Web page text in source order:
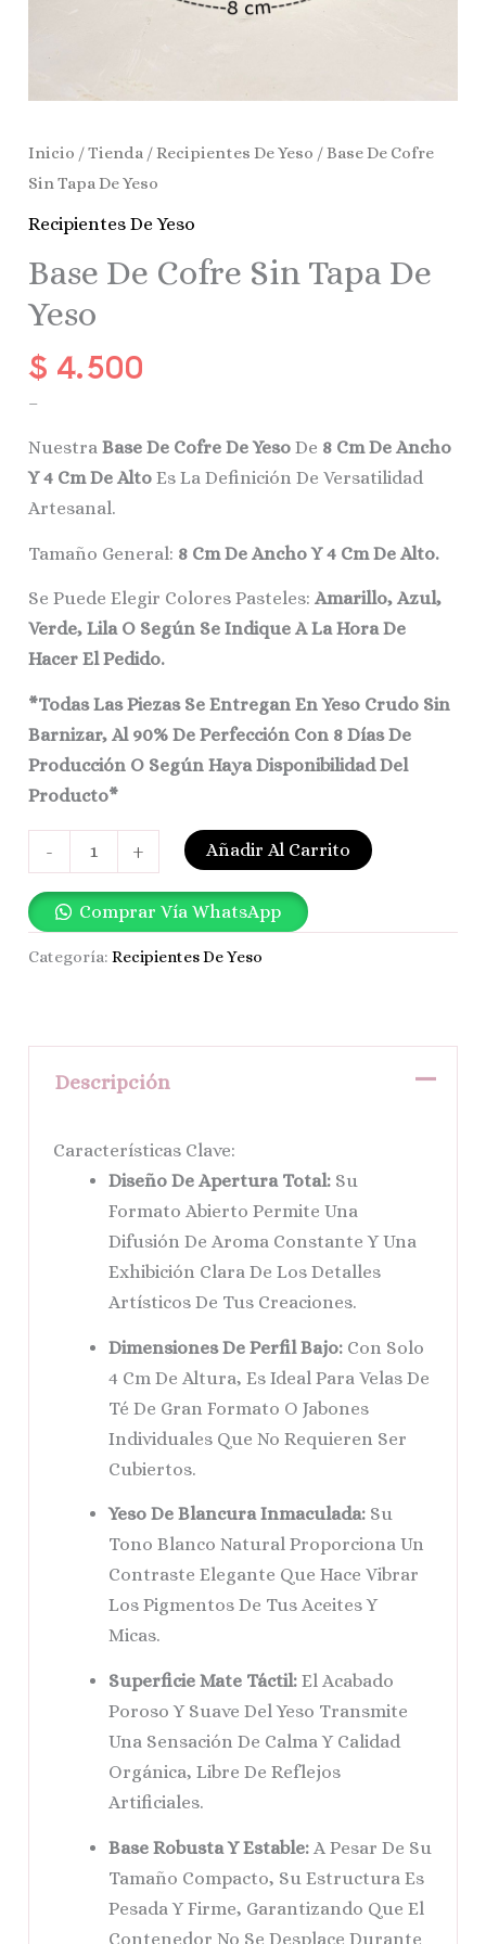
Inicio /Tienda /Recipientes De Yeso / Base De Cofre
Sin Tapa De Yeso
Recipientes De Yeso
Base De Cofre Sin Tapa De
Yeso
$ 4.500
–
NuestraBase De Cofre De Yeso De 8 Cm De Ancho
Y 4 Cm De Alto Es La Definición De Versatilidad
Artesanal.
Tamaño General: 8 Cm De Ancho Y 4 Cm De Alto.
Se Puede Elegir Colores Pasteles:Amarillo, Azul,
Verde, Lila O Según Se Indique A La Hora De
Hacer El Pedido.
*Todas Las Piezas Se Entregan En Yeso Crudo Sin
Barnizar, Al 90% De Perfección Con 8 Días De
Producción O Según Haya Disponibilidad Del
Producto*
- + Añadir Al Carrito
Comprar Vía WhatsApp
Categoría:Recipientes De Yeso
Descripción
Características Clave:
Diseño De Apertura Total: Su
Formato Abierto Permite Una
Difusión De Aroma Constante Y Una
Exhibición Clara De Los Detalles
Artísticos De Tus Creaciones.
Dimensiones De Perfil Bajo: Con Solo
4 Cm De Altura, Es Ideal Para Velas De
Té De Gran Formato O Jabones
Individuales Que No Requieren Ser
Cubiertos.
Yeso De Blancura Inmaculada: Su
Tono Blanco Natural Proporciona Un
Contraste Elegante Que Hace Vibrar
Los Pigmentos De Tus Aceites Y
Micas.
Superficie Mate Táctil: El Acabado
Poroso Y Suave Del Yeso Transmite
Una Sensación De Calma Y Calidad
Orgánica, Libre De Reflejos
Artificiales.
Base Robusta Y Estable: A Pesar De Su
Tamaño Compacto, Su Estructura Es
Pesada Y Firme, Garantizando Que El
Contenedor No Se Desplace Durante